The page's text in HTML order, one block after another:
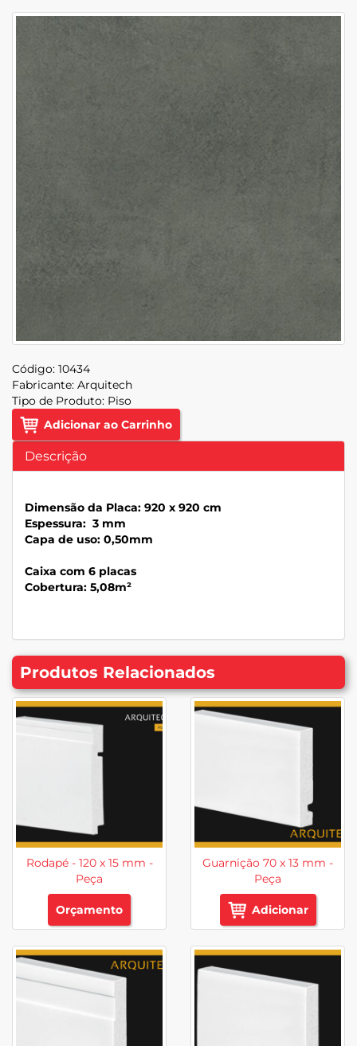
Código: 10434
Fabricante: Arquitech
Tipo de Produto: Piso
Adicionar ao Carrinho
Descrição
Dimensão da Placa: 920 x 920 cm
Espessura: 3 mm
Capa de uso: 0,50mm
Caixa com 6 placas
Cobertura: 5,08m²
Produtos Relacionados
Rodapé - 120 x 15 mm -
Peça
Orçamento
Guarnição 70 x 13 mm -
Peça
Adicionar